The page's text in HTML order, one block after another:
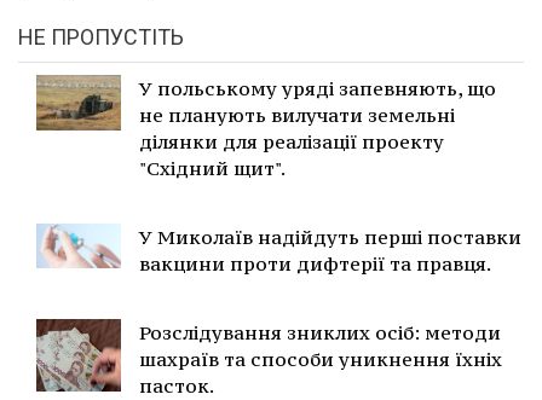
НЕ ПРОПУСТІТЬ
У польському уряді запевняють, що
не планують вилучати земельні
ділянки для реалізації проекту
"Східний щит".
У Миколаїв надійдуть перші поставки
вакцини проти дифтерії та правця.
Розслідування зниклих осіб: методи
шахраїв та способи уникнення їхніх
пасток.